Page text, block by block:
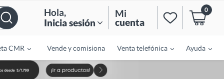
Hola,
Inicia sesión
Mi
cuenta
0
CMR Vende y comisiona Venta telefónica Ayuda